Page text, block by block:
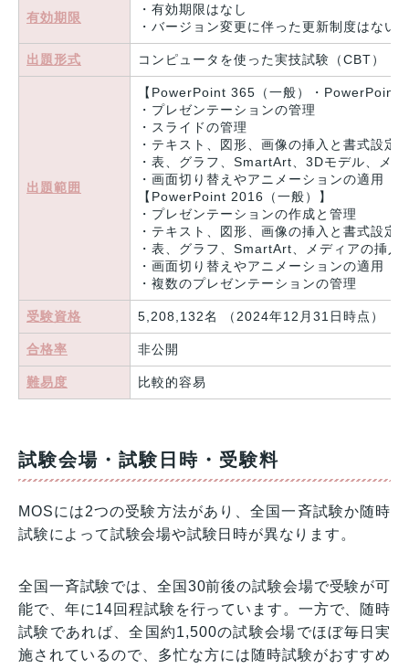
有効期限
・有効期限はなし
・バージョン変更に伴った更新制度はな
出題形式 コンピュータを使った実技試験（CBT）
出題範囲
【PowerPoint 365（一般）・PowerPoint
・プレゼンテーションの管理
・スライドの管理
・テキスト、図形、画像の挿入と書式設定
・表、グラフ、SmartArt、3Dモデル、メ
・画面切り替えやアニメーションの適用
【PowerPoint 2016（一般）】
・プレゼンテーションの作成と管理
・テキスト、図形、画像の挿入と書式設定
・表、グラフ、SmartArt、メディアの挿入
・画面切り替えやアニメーションの適用
・複数のプレゼンテーションの管理
受験資格 5,208,132名 （2024年12月31日時点）
合格率 非公開
難易度 比較的容易
試験会場・試験日時・受験料
MOSには2つの受験方法があり、全国一斉試験か随時
試験によって試験会場や試験日時が異なります。
全国一斉試験では、全国30前後の試験会場で受験が可
能で、年に14回程試験を行っています。一方で、随時
試験であれば、全国約1,500の試験会場でほぼ毎日実
施されているので、多忙な方には随時試験がおすすめ